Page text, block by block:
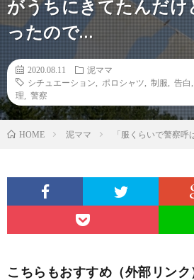
がうちにきてたんだけ
ったので…
2020.08.11
泥ママ
シチュエーション
ポロシャツ 制服 告白
理
警察
HOME 泥ママ 「服くらいで警察
こちらもおすすめ（外部リンク